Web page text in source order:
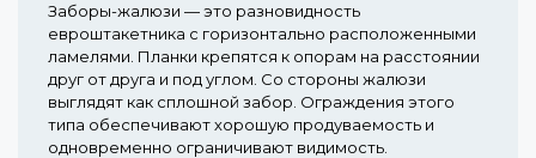
Заборы-жалюзи — это разновидность
евроштакетника с горизонтально расположенными
ламелями. Планки крепятся к опорам на расстоянии
друг от друга и под углом. Со стороны жалюзи
выглядят как сплошной забор. Ограждения этого
типа обеспечивают хорошую продуваемость и
одновременно ограничивают видимость.